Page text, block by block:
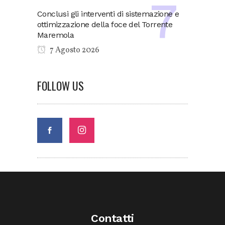
Conclusi gli interventi di sistemazione e
ottimizzazione della foce del Torrente
Maremola
7 Agosto 2026
FOLLOW US
Contatti